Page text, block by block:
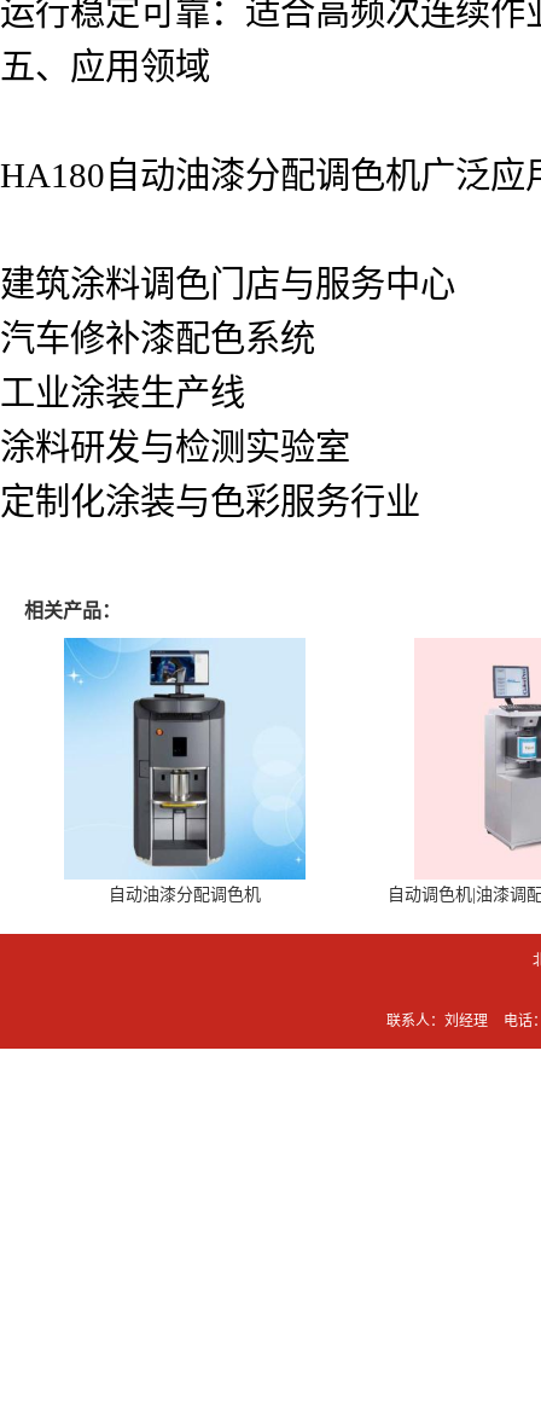
运行稳定可靠：适合高频次连续作
五、应用领域
HA180自动油漆分配调色机广泛应
建筑涂料调色门店与服务中心
汽车修补漆配色系统
工业涂装生产线
涂料研发与检测实验室
定制化涂装与色彩服务行业
相关产品：
自动油漆分配调色机 自动调色机|油漆调
联系人：刘经理 电话